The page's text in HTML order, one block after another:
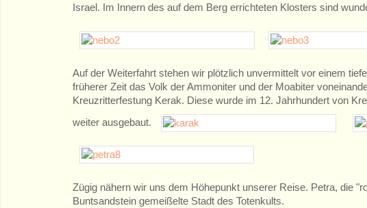
Israel. Im Innern des auf dem Berg errichteten Klosters sind
Auf der Weiterfahrt stehen wir plötzlich unvermittelt vor einem
früherer Zeit das Volk der Ammoniter und der Moabiter
Kreuzritterfestung Kerak. Diese wurde im 12. Jahrhundert von
weiter ausgebaut.
Zügig nähern wir uns dem Höhepunkt unserer Reise. Petra, die
Buntsandstein gemeißelte Stadt des Totenkults.